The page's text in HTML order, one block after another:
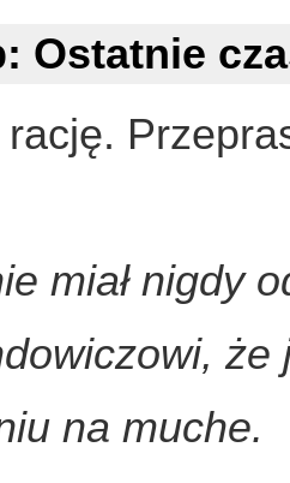
rację.
miał nigdy
że
na muche.